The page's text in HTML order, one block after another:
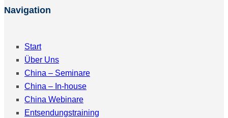
Navigation
Start
Über Uns
China – Seminare
China – In-house
China Webinare
Entsendungstraining